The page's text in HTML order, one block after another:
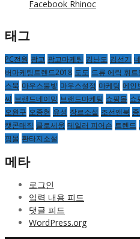
Facebook Rhinoc
태그
PC전원 광고 광고마케팅 김난도 김선기
버마케팅트렌드2018 도도 드류 에릭 휘트
스북 마우스불빛 마우스설정 마케팅 메인
씨 브랜드네이밍 브랜드마케팅 쇼핑몰 쇼
오완구 오종현 유성 장르소설 조선앤북
캣콘매직 클로세움 테일러 피어슨 트렌드
핑몰 환타지소설
메타
로그인
입력 내용 피드
댓글 피드
WordPress.org